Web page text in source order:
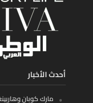
أحدث الأخبار
مارك كوبان